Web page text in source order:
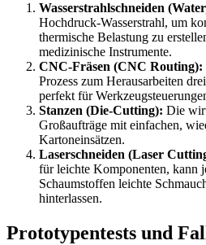
Wasserstrahlschneiden
Hochdruck-Wasserstrahl, um
thermische Belastung zu
medizinische Instrumente.
CNC-Fräsen (CNC Routing):
Prozess zum Herausarbeiten
perfekt für
Stanzen (Die-Cutting): Die
Großaufträge mit einfachen,
Kartoneinsätzen.
Laserschneiden (Laser
für leichte Komponenten, kann
Schaumstoffen leichte
hinterlassen.
Prototypentests und